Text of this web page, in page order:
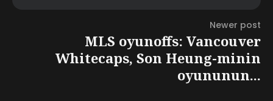
Newer post
MLS oyunoffs: Vancouver
Whitecaps, Son Heung-minin
oyununun...